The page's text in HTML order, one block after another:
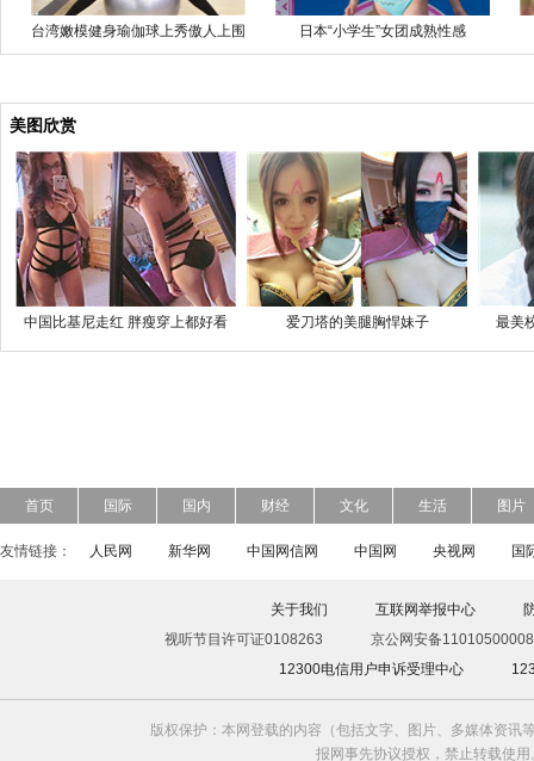
台湾嫩模健身瑜伽球上秀傲人上围 日本“小学生”女团成熟性感
美图欣赏
中国比基尼走红 胖瘦穿上都好看 爱刀塔的美腿胸悍妹子 最美
首页 国际 国内 财经 文化 生活 图片
友情链接： 人民网 新华网 中国网信网 中国网 央视网 国
关于我们 互联网举报中心
视听节目许可证0108263
京公网安备
12300电信用户申诉受理中心
版权保护：本网登载的内容（包括文字、图片、多媒体资
报网事先协议授权，禁止转载使